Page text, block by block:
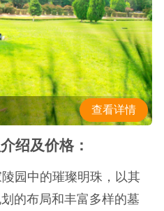
查看详情
绍及价格：
园中的璀璨明珠，以其
的布局和丰富多样的墓